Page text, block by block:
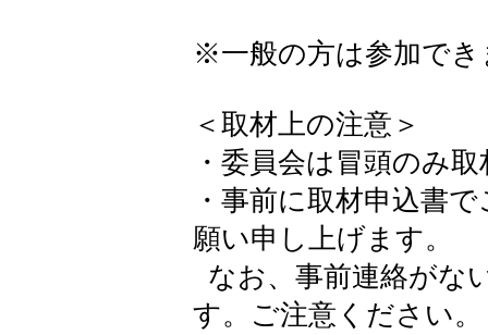
※一般の方は参加でき
＜取材上の注意＞
・委員会は冒頭のみ
・事前に取材申込書
願い申し上げます。
なお、事前連絡がな
す。ご注意ください。